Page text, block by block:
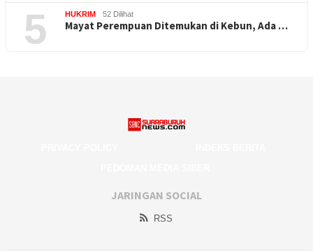
5 HUKRIM 52 Dilihat
Mayat Perempuan Ditemukan di Kebun, Ada …
JARINGAN SOCIAL
RSS